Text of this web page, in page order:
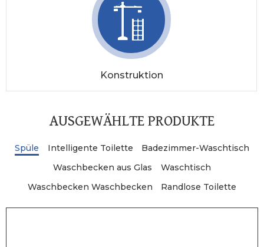
Konstruktion
AUSGEWÄHLTE PRODUKTE
Spüle Intelligente Toilette
Badezimmer-Waschtisch
Waschbecken aus Glas
Waschtisch
Waschbecken Waschbecken
Randlose Toilette